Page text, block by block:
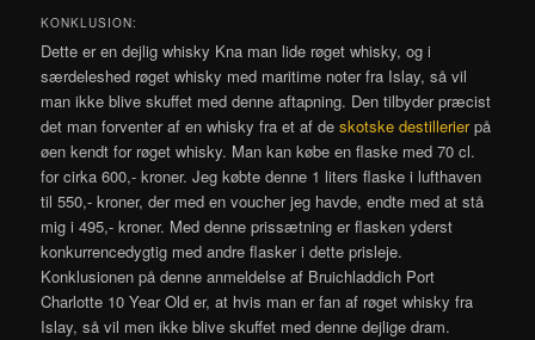
KONKLUSION:
Dette er en dejlig whisky Kna man lide røget whisky, og i
særdeleshed røget whisky med maritime noter fra Islay, så vil
man ikke blive skuffet med denne aftapning. Den tilbyder præcist
det man forventer af en whisky fra et af deskotske destillerierpå
øen kendt for røget whisky. Man kan købe en flaske med 70 cl.
for cirka 600,- kroner. Jeg købte denne 1 liters flaske i lufthaven
til 550,- kroner, der med en voucher jeg havde, endte med at stå
mig i 495,- kroner. Med denne prissætning er flasken yderst
konkurrencedygtig med andre flasker i dette prisleje.
Konklusionen på denne anmeldelse af Bruichladdich Port
Charlotte 10 Year Old er, at hvis man er fan af røget whisky fra
Islay, så vil men ikke blive skuffet med denne dejlige dram.